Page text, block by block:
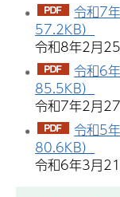
令和7
57.2KB）
令和8年2月25
令和6
85.5KB）
令和7年2月27
令和5
80.6KB）
令和6年3月21